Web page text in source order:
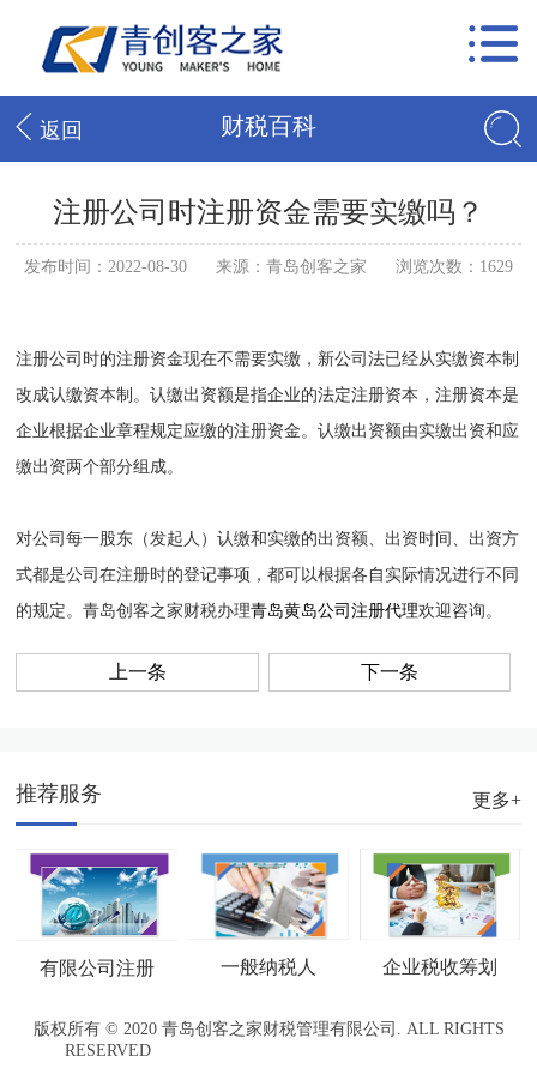
返回 财税百科
注册公司时注册资金需要实缴吗？
发布时间：2022-08-30 来源：青岛创客之家 浏览次数：1629
注册公司时的注册资金现在不需要实缴，新公司法已经从实缴资本制
改成认缴资本制。认缴出资额是指企业的法定注册资本，注册资本是
企业根据企业章程规定应缴的注册资金。认缴出资额由实缴出资和应
缴出资两个部分组成。
对公司每一股东（发起人）认缴和实缴的出资额、出资时间、出资方
式都是公司在注册时的登记事项，都可以根据各自实际情况进行不同
的规定。青岛创客之家财税办理青岛黄岛公司注册代理欢迎咨询。
上一条 下一条
推荐服务 更多+
有限公司注册 一般纳税人 企业税收筹划
版权所有 © 2020 青岛创客之家财税管理有限公司. ALL RIGHTS
RESERVED